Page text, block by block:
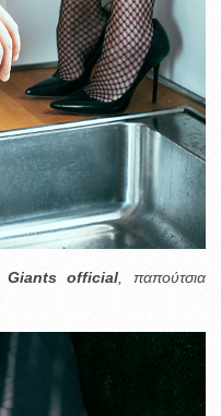
Giants official , παπούτσια